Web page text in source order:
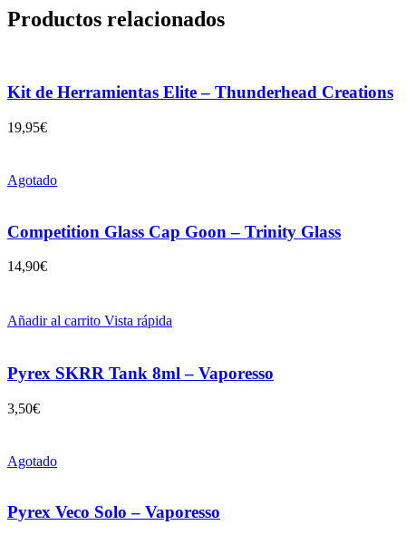
Productos relacionados
Kit de Herramientas Elite – Thunderhead Creations
19,95€
Agotado
Competition Glass Cap Goon – Trinity Glass
14,90€
Añadir al carrito Vista rápida
Pyrex SKRR Tank 8ml – Vaporesso
3,50€
Agotado
Pyrex Veco Solo – Vaporesso